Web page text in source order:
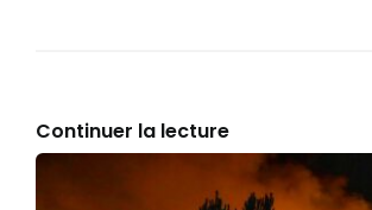
Continuer la lecture